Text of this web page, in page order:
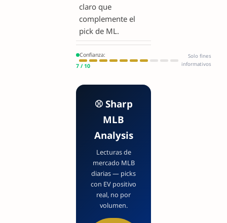
claro que
complemente el
pick de ML.
Confianza:
7 / 10
Solo fines
informativos
⚾ Sharp
MLB
Analysis
Lecturas de
mercado MLB
diarias — picks
con EV positivo
real, no por
volumen.